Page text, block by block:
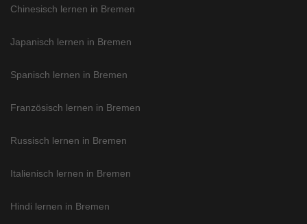
Chinesisch lernen in Bremen
Japanisch lernen in Bremen
Spanisch lernen in Bremen
Französisch lernen in Bremen
Russisch lernen in Bremen
Italienisch lernen in Bremen
Hindi lernen in Bremen